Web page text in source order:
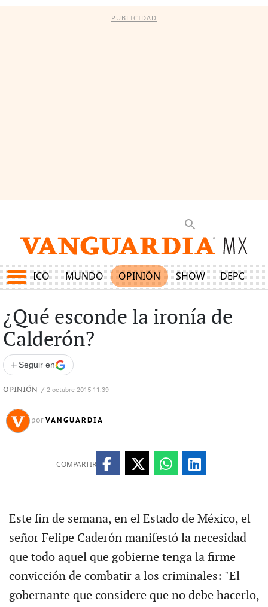
PUBLICIDAD
MÉXICO MUNDO OPINIÓN SHOW
¿Qué esconde la ironía de
Calderón?
+ Seguir en
OPINIÓN / 2 octubre 2015 11:39
por VANGUARDIA
COMPARTIR
Este fin de semana, en el Estado de México, el
señor Felipe Caderón manifestó la necesidad
que todo aquel que gobierne tenga la firme
convicción de combatir a los criminales: "El
gobernante que considere que no debe hacerlo,